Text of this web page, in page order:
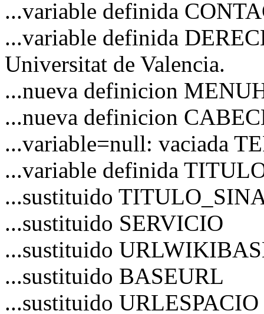
...variable definida
...variable definida
Universitat de Valencia.
...nueva definicion
...nueva definicion
...variable=null: vaciada
...variable definida
...sustituido
...sustituido SERVICIO
...sustituido
...sustituido BASEURL
...sustituido URLESPACIO